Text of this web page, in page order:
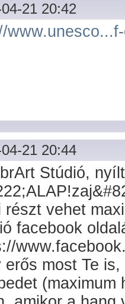
21 20:42
21 20:44
Stúdió,
részt vehet
facebook
erős most Te
(maximum